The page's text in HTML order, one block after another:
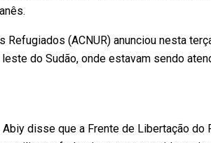
(ACNUR) anunciou nesta
do Sudão, onde estavam sendo
disse que a Frente de Libertação do